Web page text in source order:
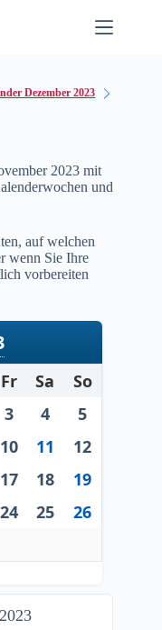
Dezember 2023
2023 mit
und
auf welchen
wenn Sie Ihre
vorbereiten
Fr Sa
So
3 4
5
10 11
12
17 18
19
24 25
26